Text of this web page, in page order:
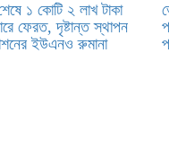
১ কোটি ২ লাখ টাকা
ফেরত, দৃষ্টান্ত স্থাপন
ইউএনও রুমানা